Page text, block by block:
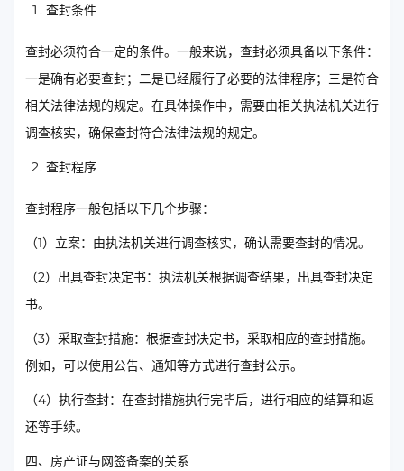
查封条件
查封必须符合一定的条件。一般来说，查封必须具备以下条件：
一是确有必要查封；二是已经履行了必要的法律程序；三是符合
相关法律法规的规定。在具体操作中，需要由相关执法机关进行
调查核实，确保查封符合法律法规的规定。
查封程序
查封程序一般包括以下几个步骤：
（1）立案：由执法机关进行调查核实，确认需要查封的情况。
（2）出具查封决定书：执法机关根据调查结果，出具查封决定
书。
（3）采取查封措施：根据查封决定书，采取相应的查封措施。
例如，可以使用公告、通知等方式进行查封公示。
（4）执行查封：在查封措施执行完毕后，进行相应的结算和返
还等手续。
四、房产证与网签备案的关系